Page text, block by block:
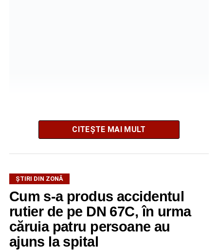
La fața locului intervine Detașamentul de Pompieri
incendiului. Deocamdată, nu au fost comunicate informații
privind existența unor victime sau cauza izbucnirii focului.
Adaugă-ne ca sursă preferată
CITEȘTE MAI MULT
ȘTIRI DIN ZONĂ
Cum s-a produs accidentul
rutier de pe DN 67C, în urma
căruia patru persoane au
ajuns la spital